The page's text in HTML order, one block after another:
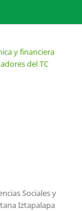
y financiera
del TC
Sociales y
Iztapalapa